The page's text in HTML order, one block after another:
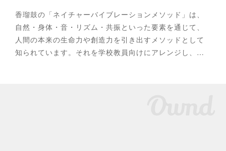
香瑠鼓の「ネイチャーバイブレーションメソッド」は、
自然・身体・音・リズム・共振といった要素を通じて、
人間の本来の生命力や創造力を引き出すメソッドとして
知られています。それを学校教員向けにアレンジし、…